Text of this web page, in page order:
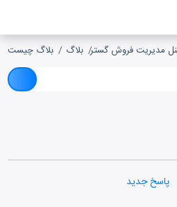
مدیریت فروش گستر بلاگ بلاگ چیست؟
پاسخ جدید